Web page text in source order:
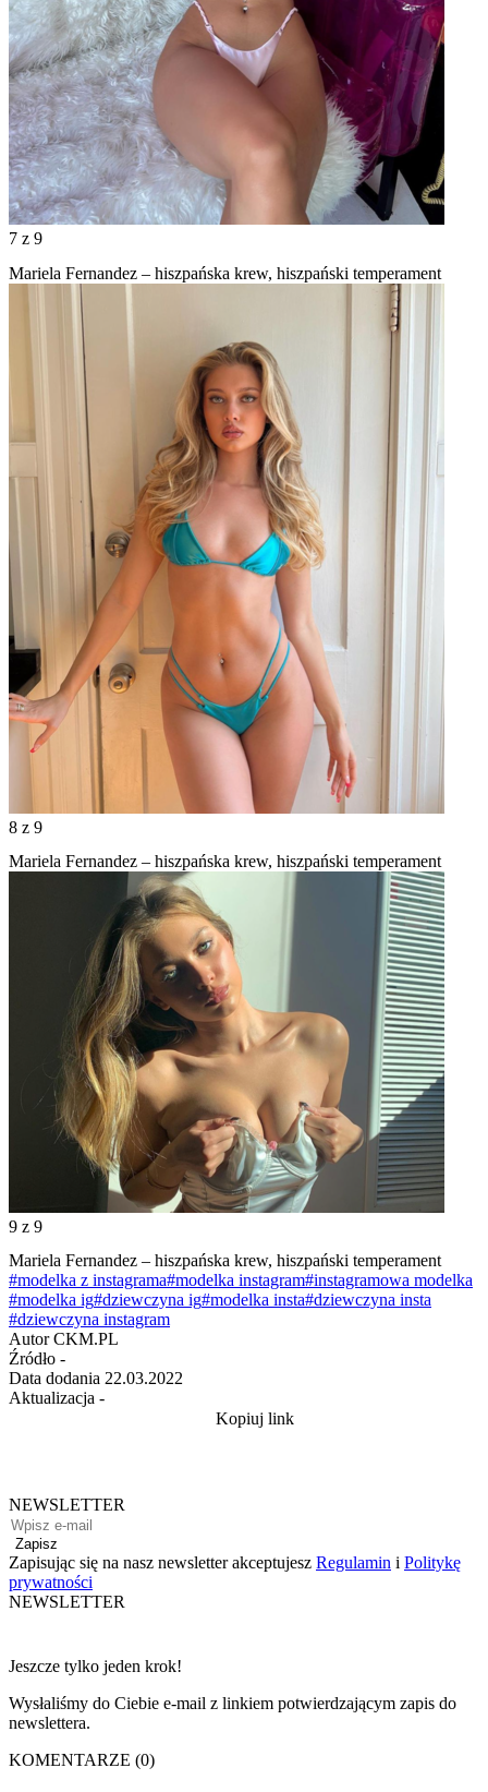
7 z 9
Mariela Fernandez – hiszpańska krew, hiszpański temperament
8 z 9
Mariela Fernandez – hiszpańska krew, hiszpański temperament
9 z 9
Mariela Fernandez – hiszpańska krew, hiszpański temperament
#modelka z instagrama#modelka instagram#instagramowa modelka
#modelka ig#dziewczyna ig#modelka insta#dziewczyna insta
#dziewczyna instagram
Autor CKM.PL
Źródło -
Data dodania 22.03.2022
Aktualizacja -
Kopiuj link
NEWSLETTER
Zapisz
Zapisując się na nasz newsletter akceptujesz Regulamin i Politykę
prywatności
NEWSLETTER
Jeszcze tylko jeden krok!
Wysłaliśmy do Ciebie e-mail z linkiem potwierdzającym zapis do
newslettera.
KOMENTARZE (0)